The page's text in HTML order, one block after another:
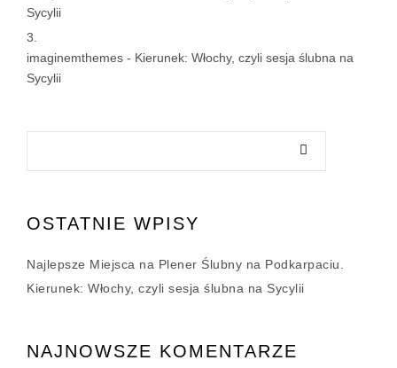
Sycylii
imaginemthemes - Kierunek: Włochy, czyli sesja ślubna na
Sycylii
OSTATNIE WPISY
Najlepsze Miejsca na Plener Ślubny na Podkarpaciu.
Kierunek: Włochy, czyli sesja ślubna na Sycylii
NAJNOWSZE KOMENTARZE